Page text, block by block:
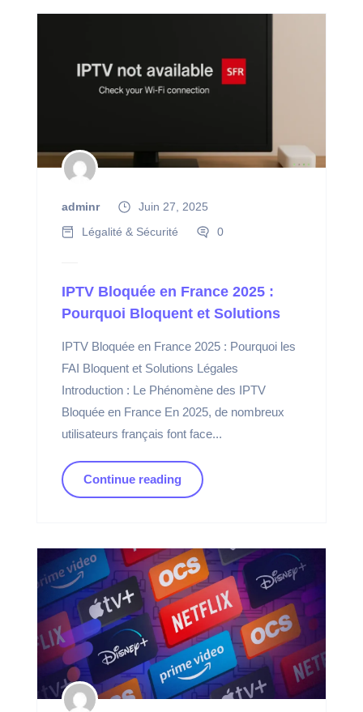
adminr
Juin 27, 2025
Légalité & Sécurité
0
IPTV Bloquée en France 2025 :
Pourquoi Bloquent et Solutions
IPTV Bloquée en France 2025 : Pourquoi les
FAI Bloquent et Solutions Légales
Introduction : Le Phénomène des IPTV
Bloquée en France En 2025, de nombreux
utilisateurs français font face...
Continue reading